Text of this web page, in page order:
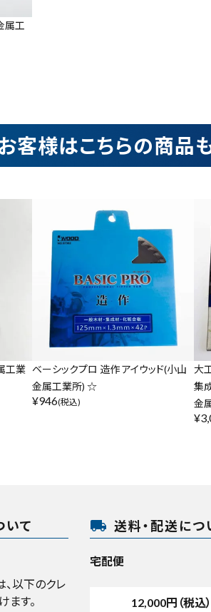
属工
客様はこちらの商品
工業 ベーシックプロ 造作 アイウッド(小山
金属工業所) ☆
¥946(税込)
大
集
金
¥
いて
、以下のクレ
ます。
local_shipping 送料・配送につ
宅配便
12,000円（税込